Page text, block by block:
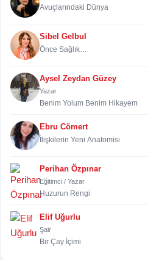
Avuçlarındaki Dünya
Sibel Gelbul
Önce Sağlık…
Aysel Zeydan Güzey
Yazar
Benim Yolum Benim Hikayem
Ebru Cömert
İlişkilerin Yeni Anatomisi
Perihan Özpınar
Eğitimci / Yazar
Huzurun Rengi
Elif Uğurlu
Şair
Bir Çay İçimi